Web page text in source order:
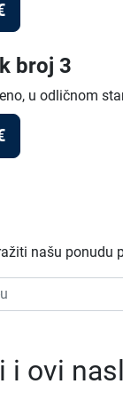
broj 3
u odličnom
našu
i ovi